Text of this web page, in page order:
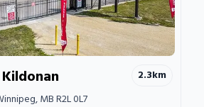
2.3km
MB R2L 0L7